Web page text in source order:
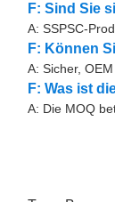
F: Sind Sie
A: SSPSC-
F: Können
A: Sicher,
F: Was ist
A: Die MOQ